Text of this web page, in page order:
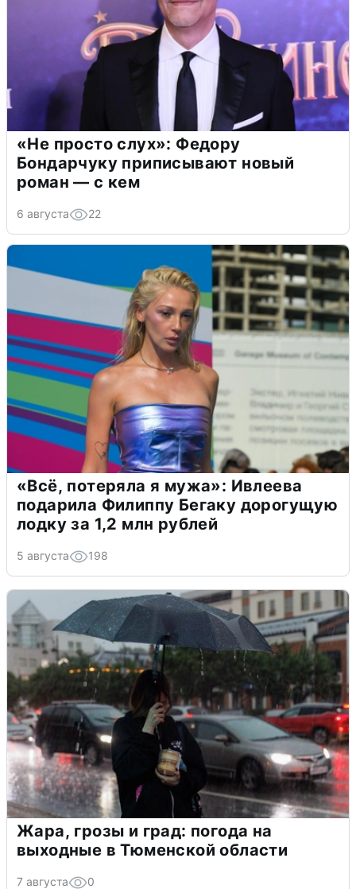
«Не просто слух»: Федору
Бондарчуку приписывают новый
роман — с кем
6 августа 22
«Всё, потеряла я мужа»: Ивлеева
подарила Филиппу Бегаку дорогущую
лодку за 1,2 млн рублей
5 августа 198
Жара, грозы и град: погода на
выходные в Тюменской области
7 августа 0